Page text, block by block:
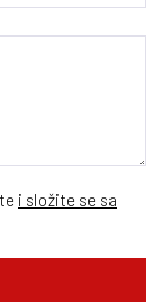
i složite se sa